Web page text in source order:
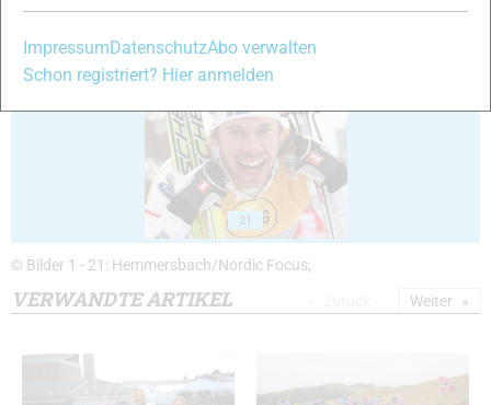
21
© Bilder 1 - 21: Hemmersbach/Nordic Focus;
VERWANDTE ARTIKEL Weiter
ImpressumDatenschutzAbo verwalten
Schon registriert? Hier anmelden